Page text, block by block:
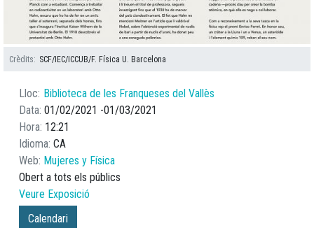
Crèdits SCF/IEC/ICCUB/F. Física U. Barcelona
Lloc Biblioteca de les Franqueses del Vallès
Data 01/02/2021 01/03/2021
Hora 12:21
Idioma CA
Web Mujeres y Física
Obert a tots els públics
Veure Exposició
Calendari